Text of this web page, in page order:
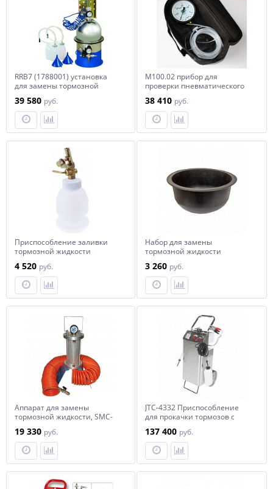
RRB7 (1788001) установка
для замены тормозной
принадлежностями
39 580 руб.
М100.02 прибор для
проверки пневматического
38 410 руб.
Приспособление заливки
тормозной жидкости
4 520 руб.
Набор для замены
тормозной жидкости
3 260 руб.
Аппарат для замены
тормозной жидкости, SMC-
19 330 руб.
JTC-4332 Приспособление
для прокачки тормозов с
137 400 руб.